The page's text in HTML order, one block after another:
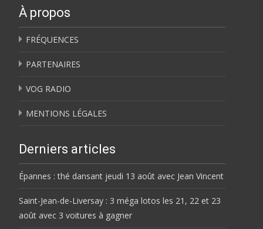
À propos
FRÉQUENCES
PARTENAIRES
VOG RADIO
MENTIONS LÉGALES
Derniers articles
Épannes : thé dansant jeudi 13 août avec Jean Vincent
Saint-Jean-de-Liversay : 3 méga lotos les 21, 22 et 23
août avec 3 voitures à gagner